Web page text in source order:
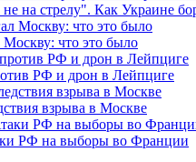
на стрелу". Как Украине
Москву: что это было
РФ и дрон в Лейпциге
взрыва в Москве
РФ на выборы во Франции